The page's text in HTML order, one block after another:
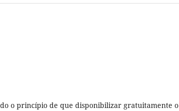
o princípio de que disponibilizar gratuitamente o